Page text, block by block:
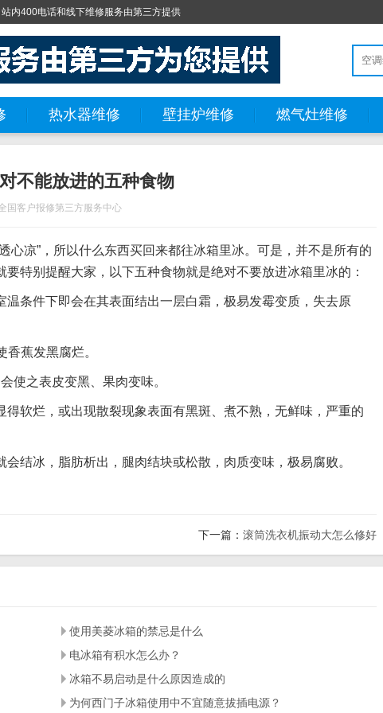
内400电话和线下维修服务由第三方提供
热水器维修 壁挂炉维修 燃气灶维修
不能放进的五种食物
国客户报修第三方服务中心
心凉”，所以什么东西买回来都往冰箱里冰。可是，并不是所有的
特别提醒大家，以下五种食物就是绝对不要放进冰箱里冰的：
条件下即会在其表面结出一层白霜，极易发霉变质，失去原
蕉发黑腐烂。
使之表皮变黑、果肉变味。
软烂，或出现散裂现象表面有黑斑、煮不熟，无鲜味，严重的
结冰，脂肪析出，腿肉结块或松散，肉质变味，极易腐败。
下一篇： 滚筒洗衣机振动大怎么修好
使用美菱冰箱的禁忌是什么
电冰箱有积水怎么办？
冰箱不易启动是什么原因造成的
为何西门子冰箱使用中不宜随意拔插电源？